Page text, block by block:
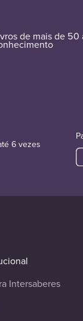
de mais de 50
6 vezes
Intersaberes